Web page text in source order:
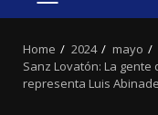
PRIMARY
Home 2024 mayo
Sanz Lovatón: La
representa Luis